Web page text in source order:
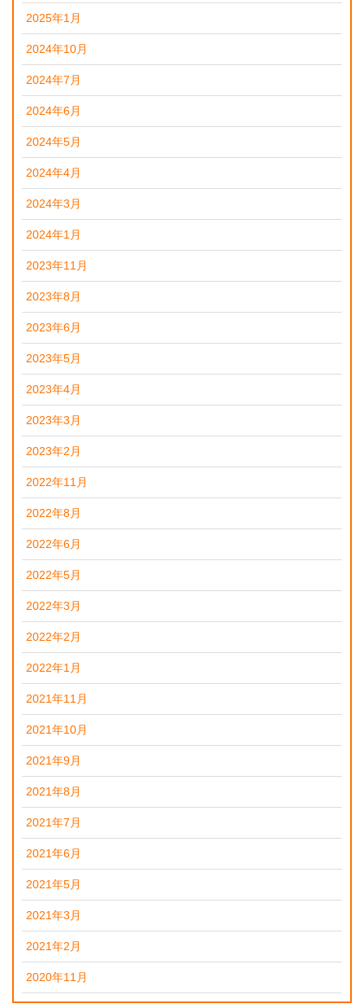
2025年1月
2024年10月
2024年7月
2024年6月
2024年5月
2024年4月
2024年3月
2024年1月
2023年11月
2023年8月
2023年6月
2023年5月
2023年4月
2023年3月
2023年2月
2022年11月
2022年8月
2022年6月
2022年5月
2022年3月
2022年2月
2022年1月
2021年11月
2021年10月
2021年9月
2021年8月
2021年7月
2021年6月
2021年5月
2021年3月
2021年2月
2020年11月